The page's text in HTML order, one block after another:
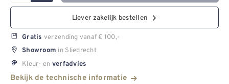
Liever zakelijk bestellen
Gratis verzending vanaf € 100,-
Showroom in Sliedrecht
Kleur- en verfadvies
Bekijk de technische informatie